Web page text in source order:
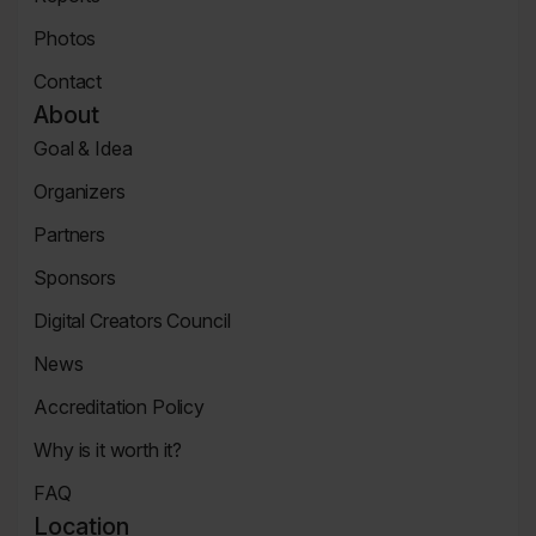
Page
Photos
Contact
Contact
Page
About
Goal & Idea
Page
Organizers
Page
Partners
Page
Sponsors
Page
Digital Creators Council
Digital
Council
News
Accreditation Policy
Policy
Why is it worth it?
It's
Worth
FAQ
FAQ
Location